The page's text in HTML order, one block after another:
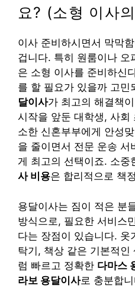
요? (소형 이사
이사 준비하시면서 막막
겁니다. 특히 원룸이나 오
은 소형 이사를 준비하신
를 할 필요가 있을까 고민
달이사가 최고의 해결책
시작을 앞둔 대학생, 사회
소한 신혼부부에게 안성
을 줄이면서 전문 운송 서
게 최고의 선택이죠. 소중
사 비용은 합리적으로 책
용달이사는 짐이 적은 분
방식으로, 필요한 서비스
다는 장점이 있습니다. 옷
탁기, 책상 같은 기본적인
럼 빠르고 정확한 다마스
라보 용달이사로 충분합